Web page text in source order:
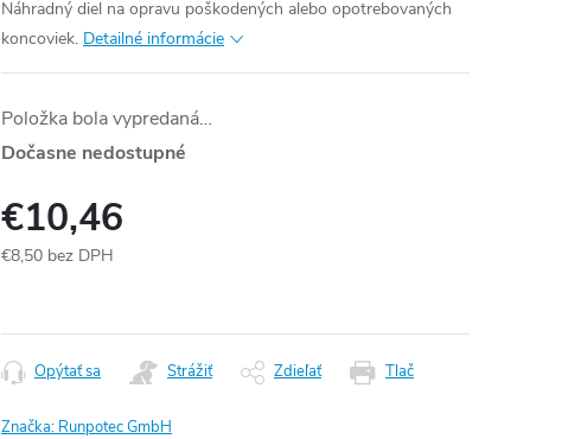
Náhradný diel na opravu poškodených alebo opotrebovaných
koncoviek. Detailné informácie
Položka bola vypredaná…
Dočasne nedostupné
€10,46
€8,50 bez DPH
Tlač
Opýtať sa Strážiť Zdieľať
Značka: Runpotec GmbH